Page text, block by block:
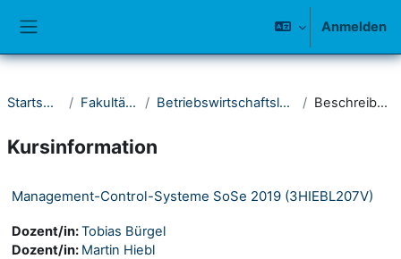
Anmelden
Startseite Fakultät III Betriebswirtschaftslehre Beschreibung
Kursinformation
Management-Control-Systeme SoSe 2019 (3HIEBL207V)
Dozent/in:Tobias Bürgel
Dozent/in: Martin Hiebl